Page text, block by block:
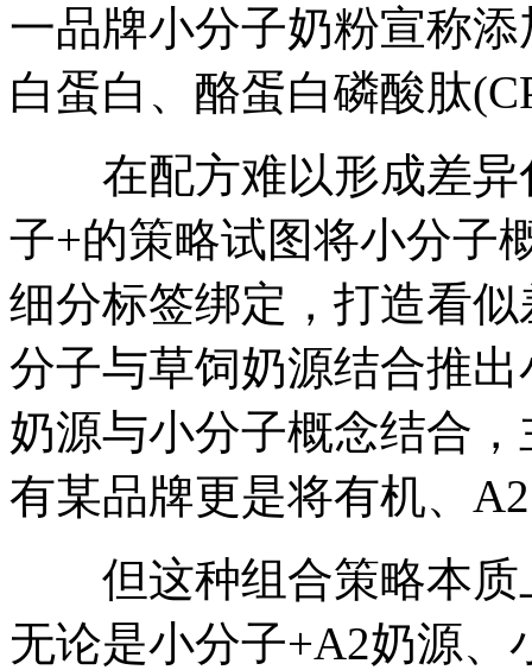
一品牌小分子奶粉宣称
白蛋白、酪蛋白磷酸肽
在配方难以形成差异
子+的策略试图将小分子
细分标签绑定，打造看
分子与草饲奶源结合推
奶源与小分子概念结合
有某品牌更是将有机、
但这种组合策略本质
无论是小分子+A2奶源、